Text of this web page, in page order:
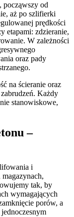
począwszy od
aż po szlifierki
prędkości
etapami: zdzieranie,
W zależności
oraz pady
na ścieranie oraz
Każdy
stanowiskowe,
–
i
tak, by
wymagających
porów, a